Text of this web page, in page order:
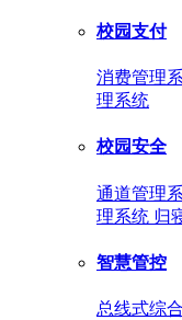
校园支付
消费管理
理系统
校园安全
通道管理
理系统 归
智慧管控
总线式综